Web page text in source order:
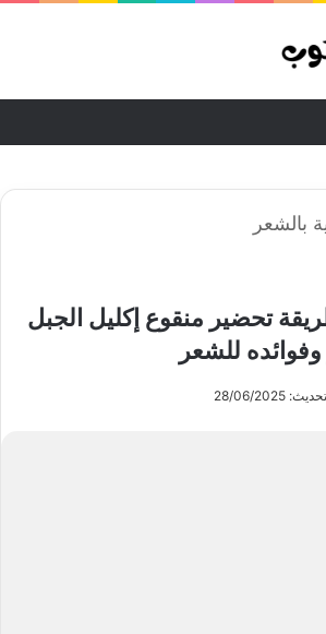
بالشعر
تحضير منقوع إكليل الجبل
للشعر
28/06/2025
هنا